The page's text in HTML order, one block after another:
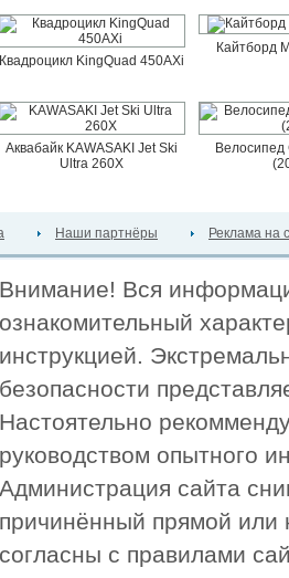
Квадроцикл KingQuad 450AXi
Кайтборд
Аквабайк KAWASAKI Jet Ski
Ultra 260X
Велосипед
Наши партнёры Реклама на
Внимание! Вся
ознакомительный
инструкцией.
безопасности
Настоятельно
руководством опытного
Администрация сайта
причинённый прямой или
согласны с правилами